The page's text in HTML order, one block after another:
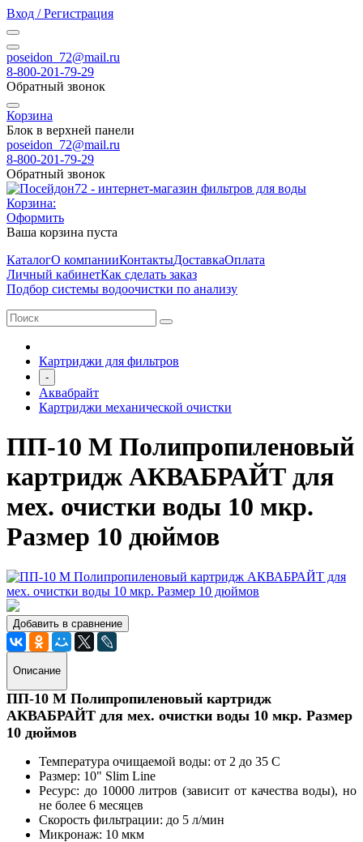
Вход / Регистрация
poseidon_72@mail.ru
8-800-201-79-29
Обратный звонок
Корзина
Блок в верхней панели
poseidon_72@mail.ru
8-800-201-79-29
Обратный звонок
Корзина:
Оформить
Ваша корзина пуста
КаталогО компанииКонтактыДоставкаОплата
Личный кабинетКак сделать заказ
Подбор системы водоочистки по анализу
Картриджи для фильтров
-
Аквабрайт
Картриджи механической очистки
ПП-10 М Полипропиленовый
картридж АКВАБРАЙТ для
мех. очистки воды 10 мкр.
Размер 10 дюймов
Добавить в сравнение
Описание
ПП-10 М Полипропиленовый картридж
АКВАБРАЙТ для мех. очистки воды 10 мкр. Размер
10 дюймов
Температура очищаемой воды: от 2 до 35 С
Размер: 10" Slim Line
Ресурс: до 10000 литров (зависит от качества воды), но
не более 6 месяцев
Скорость фильтрации: до 5 л/мин
Микронаж: 10 мкм